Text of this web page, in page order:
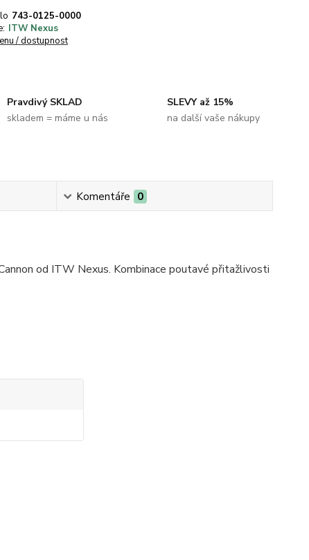
743-0125-0000
ITW Nexus
/ dostupnost
Pravdivý SKLAD
skladem = máme u nás
SLEVY až 15%
na další vaše nákupy
Komentáře 0
od ITW Nexus. Kombinace poutavé přitažlivosti